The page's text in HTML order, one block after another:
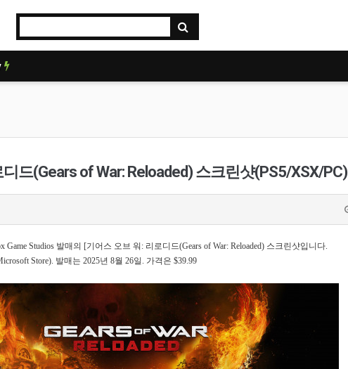
드(Gears of War: Reloaded) 스크린샷(PS5/XSX/PC)
Game Studios 발매의 [기어스 오브 워: 리로디드(Gears of War: Reloaded) 스크린샷입니다.
Store). 발매는 2025년 8월 26일. 가격은 $39.99